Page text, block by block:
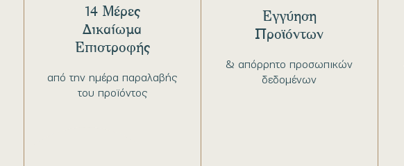
από την ημέρα παραλαβής
του προϊόντος
14 Μέρες
Δικαίωμα
Επιστροφής
& απόρρητο προσωπικών
δεδομένων
Εγγύηση
Προϊόντων